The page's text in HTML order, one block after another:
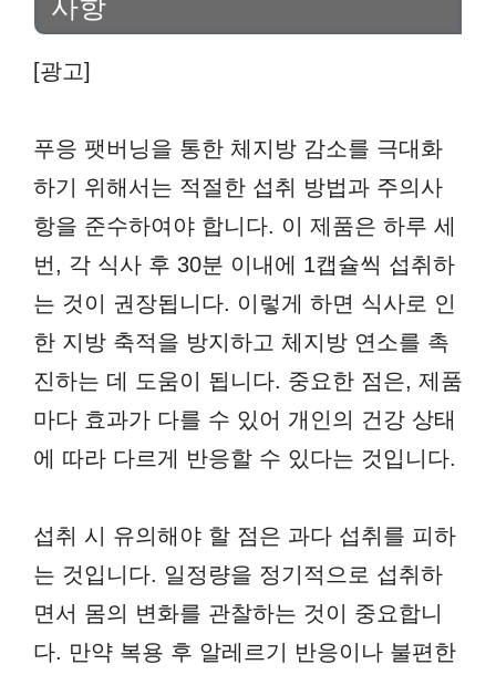
사항
[광고]
푸응 팻버닝을 통한 체지방 감소를 극대화
하기 위해서는 적절한 섭취 방법과 주의사
항을 준수하여야 합니다. 이 제품은 하루 세
번, 각 식사 후 30분 이내에 1캡슐씩 섭취하
는 것이 권장됩니다. 이렇게 하면 식사로 인
한 지방 축적을 방지하고 체지방 연소를 촉
진하는 데 도움이 됩니다. 중요한 점은, 제품
마다 효과가 다를 수 있어 개인의 건강 상태
에 따라 다르게 반응할 수 있다는 것입니다.
섭취 시 유의해야 할 점은 과다 섭취를 피하
는 것입니다. 일정량을 정기적으로 섭취하
면서 몸의 변화를 관찰하는 것이 중요합니
다. 만약 복용 후 알레르기 반응이나 불편한